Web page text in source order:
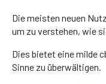
Die meisten neuen
um zu verstehen, wie
Dies bietet eine milde
Sinne zu überwältigen.